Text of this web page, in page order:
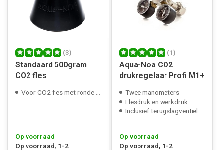
(3)
Standaard 500gram
CO2 fles
Voor CO2 fles met ronde bodem
Op voorraad
Op voorraad, 1-2
(1)
Aqua-Noa CO2
drukregelaar Profi M1+
Twee manometers
Flesdruk en werkdruk
Inclusief terugslagventiel
Op voorraad
Op voorraad, 1-2